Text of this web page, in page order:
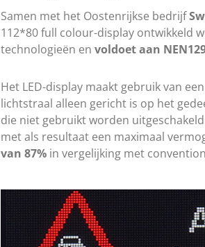
Samen met het Oostenrijkse bedrijf
112*80 full colour-display ontwikkeld
technologieën en voldoet aan
Het LED-display maakt gebruik van
lichtstraal alleen gericht is op het
die niet gebruikt worden
met als resultaat een maximaal
van 87% in vergelijking met